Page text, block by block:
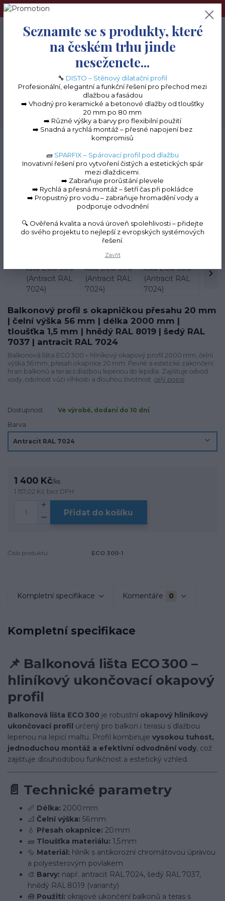
➢Terče pod dlažbu naleznete na e-shopu www.terceshop.cz!➢
+420 605 740 744
0
0 Kč
Balkonové lišty do lepidla Balkonová lišta ECO 300
Balkonová lišta ECO 300
(Antracit RAL 7024)
Novinka
Balkonový profil s okapničkou přesahu 20 mm
| čelní výška 56 mm | délka 2000 mm |
tloušťka 1,5 mm | hnědý RAL 8019 | šedý RAL
7037 | antracit RAL 7024
Balkonová lišta ECO 300 – hliníkový okapový profil 2000 mm, čelní
výška 56 mm, přesah okapnice 20 mm. Pevné a estetické zakončení
hran balkonů a teras s dlažbou lepenou do lepidla. Zajišťuje odvod
vody, odolnost vůči vlhkosti a dlouhou životnost. celý popis
Dostupnost
Ve výrobě, dodaní do 10 dní
Barva
1 400 Kč/ks
1 157,02 Kč bez DPH
Přidat do košíku
Číslo produktu: ECO 300-1
Kompletní specifikace Komentáře 0
Kompletní specifikace
📌 Balkonová lišta ECO 300 –
hliníkový ukončovací okapový
profil
Balkonová lišta ECO 300 je robustní okapový hliníkový
ukončovací profil určený pro balkon i terasu s dlažbou
lepenou na lepicí maltu. Profil kombinuje vysokou tuhost,
jednoduchou montáž a efektivní odvodnění vody, což
zajišťuje dlouhodobou funkčnost a estetický vzhled.
📄 Technické parametry
📏 Délka: 2000 mm
📐 Čelní výška: 56 mm
💧 Přesah okapnice: 20 mm
🧱 Tloušťka materiálu: 1,5 mm
🔩 Materiál: hliník s antikorozní chromátovou úpravou
a polyesterovým povlakem
🎨 Barvy: např. antracit RAL 7024, šedý RAL 7037,
hnědý RAL 8019 (varianty)
🧰 Použití: okrajové ukončení balkonů a teras s
Seznamte se s produkty, které
na českém trhu jinde
neseženete...
🔧 DISTO – Stěnový dilatační profil
Profesionální, elegantní a funkční řešení pro přechod mezi
dlažbou a fasádou
➡️ Vhodný pro keramické a betonové dlažby od tloušťky
20 mm po 80 mm
➡️ Různé výšky a barvy pro flexibilní použití
➡️ Snadná a rychlá montáž – přesné napojení bez
kompromisů
🧱 SPARFIX – Spárovací profil pod dlažbu
Inovativní řešení pro vytvoření čistých a estetických spár
mezi dlaždicemi.
➡️ Zabraňuje prorůstání plevele
➡️ Rychlá a přesná montáž – šetří čas při pokládce
➡️ Propustný pro vodu – zabraňuje hromadění vody a
podporuje odvodnění
🔍 Ověřená kvalita a nová úroveň spolehlivosti – přidejte
do svého projektu to nejlepší z evropských systémových
řešení.
Zavřít